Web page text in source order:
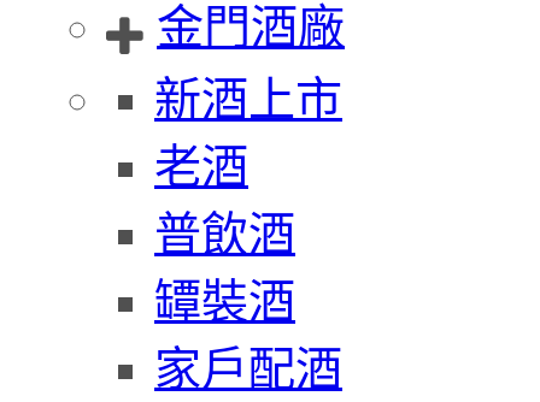
金門酒廠
新酒上市
老酒
普飲酒
罈裝酒
家戶配酒